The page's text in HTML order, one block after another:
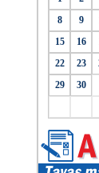
8
9
15
16
22
23
29
30